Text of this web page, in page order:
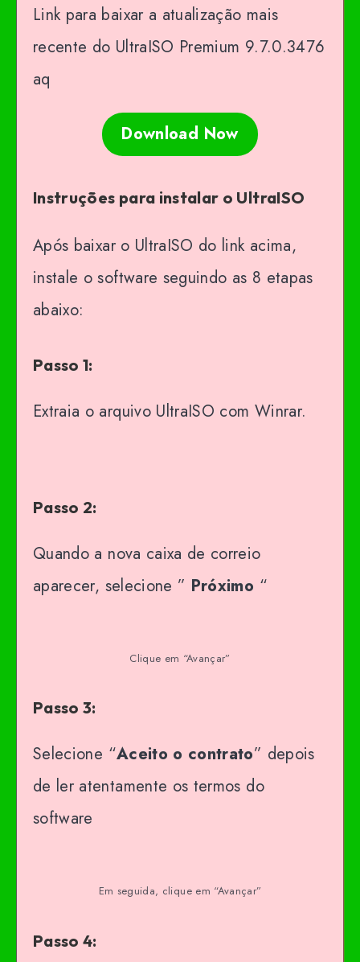
Link para baixar a atualização mais
recente do UltraISO Premium 9.7.0.3476
aq
Download Now
Instruções para instalar o UltraISO
Após baixar o UltraISO do link acima,
instale o software seguindo as 8 etapas
abaixo:
Passo 1:
Extraia o arquivo UltraISO com Winrar.
Passo 2:
Quando a nova caixa de correio
aparecer, selecione ” Próximo “
Clique em “Avançar”
Passo 3:
Selecione “Aceito o contrato” depois
de ler atentamente os termos do
software
Em seguida, clique em “Avançar”
Passo 4: